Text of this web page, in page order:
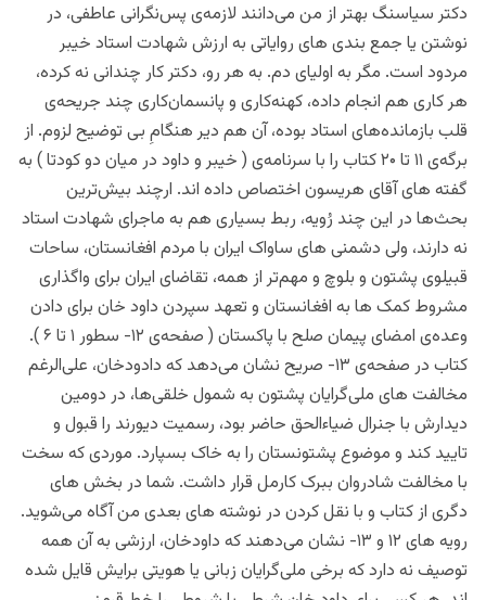
دکتر سیاسنگ بهتر از من می‌دانند لازمه‌ی پس‌نگرانی عاطفی، در
نوشتن یا جمع بندی های روایاتی به ارزش شهادت استاد خیبر
مردود است. مگر به اولیای دم. به هر رو،‌ دکتر کار چندانی نه کرده،
هر کاری هم انجام داده،‌ کهنه‌کاری و پانسمان‌کاری چند جریحه‌ی
قلب بازمانده‌های استاد بوده، آن هم دیر هنگامِ بی‌ توضیح لزوم. از
برگه‌ی ۱۱ تا ۲۰ کتاب را با سرنامه‌ی ( خیبر و داود در میان دو کودتا ) به
گفته های آقای هریسون اختصاص داده اند. ارچند بیش‌ترین
بحث‌ها در این چند رُویه، ربط بسیاری هم به ماجرای شهادت استاد
نه دارند، ولی دشمنی های ساواک ایران با مردم افغانستان، ساحات
قبیلوی پشتون و بلوچ و مهم‌تر از همه، تقاضای ایران برای واگذاری
مشروط کمک ها به افغانستان و تعهد سپردن داود خان برای دادن
وعده‌ی امضای پیمان صلح با پاکستان ( صفحه‌ی ۱۲- سطور ۱ تا ۶ ).
کتاب در صفحه‌ی ۱۳- صریح نشان می‌دهد که دادودخان، علی‌الرغم
مخالفت های ملی‌گرایان پشتون به شمول خلقی‌ها، در دومین
دیدارش با جنرال ضیاءالحق حاضر بود، رسمیت دیورند را قبول و
تایید کند و موضوع پشتونستان را به خاک بسپارد. موردی که سخت
با مخالفت شادروان ببرک کارمل قرار داشت. شما در بخش های
دگری از کتاب و با نقل کردن در نوشته های بعدی من آگاه می‌شوید.
رویه های ۱۲ و ۱۳- نشان ‌می‌دهند که داودخان، ارزشی به آن همه
توصیف نه دارد که برخی ملی‌گرایان زبانی یا هویتی برایش قایل شده